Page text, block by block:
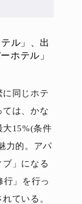
ル」、出
ホテル」
に同じホテ
ては、かな
大15%(条件
力的。アパ
」になる
行」を行っ
ている。